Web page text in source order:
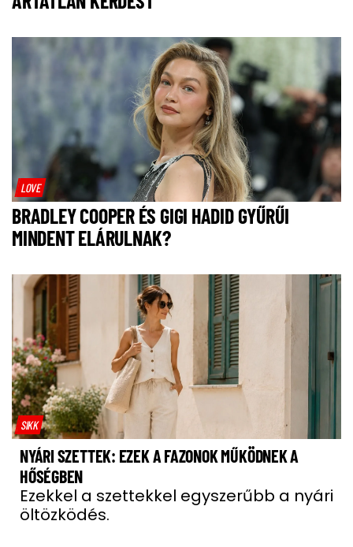
LOVE
BRADLEY COOPER ÉS GIGI HADID GYŰRŰI
MINDENT ELÁRULNAK?
SIKK
NYÁRI SZETTEK: EZEK A FAZONOK MŰKÖDNEK A
HŐSÉGBEN
Ezekkel a szettekkel egyszerűbb a nyári
öltözködés.